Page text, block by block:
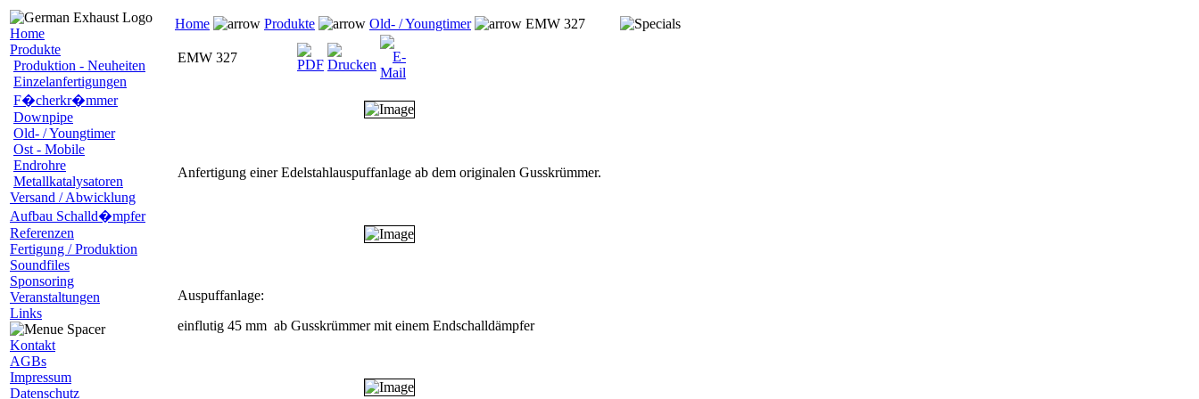
Home
Produkte
Produktion - Neuheiten
Einzelanfertigungen
F�cherkr�mmer
Downpipe
Old- / Youngtimer
Ost - Mobile
Endrohre
Metallkatalysatoren
Versand / Abwicklung
Aufbau Schalld�mpfer
Referenzen
Fertigung / Produktion
Soundfiles
Sponsoring
Veranstaltungen
Links
Kontakt
AGBs
Impressum
Datenschutz
Home Produkte Old- / Youngtimer EMW 327
EMW 327
Anfertigung einer Edelstahlauspuffanlage ab dem originalen Gusskrümmer.
Auspuffanlage:
einflutig 45 mm ab Gusskrümmer mit einem Endschalldämpfer